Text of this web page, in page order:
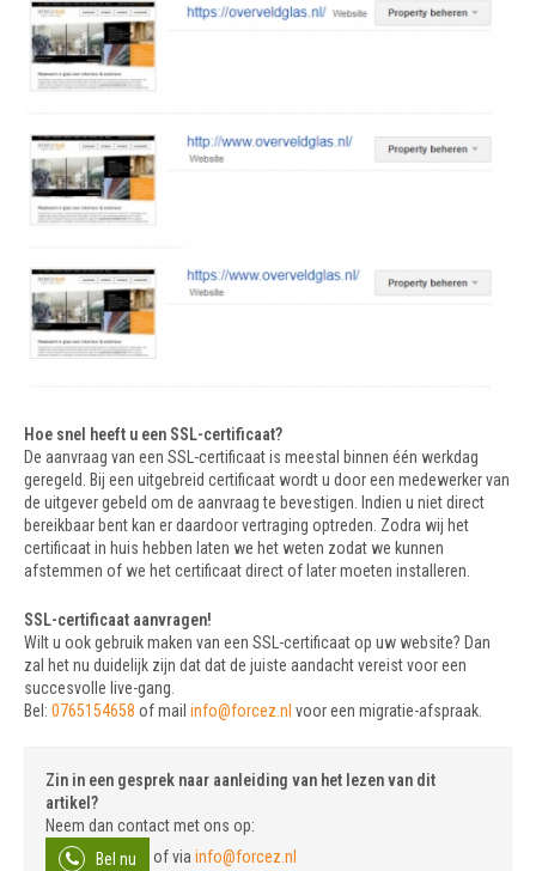
Hoe snel heeft u een SSL-certificaat?
De aanvraag van een SSL-certificaat is meestal binnen één werkdag
geregeld. Bij een uitgebreid certificaat wordt u door een medewerker van
de uitgever gebeld om de aanvraag te bevestigen. Indien u niet direct
bereikbaar bent kan er daardoor vertraging optreden. Zodra wij het
certificaat in huis hebben laten we het weten zodat we kunnen
afstemmen of we het certificaat direct of later moeten installeren.
SSL-certificaat aanvragen!
Wilt u ook gebruik maken van een SSL-certificaat op uw website? Dan
zal het nu duidelijk zijn dat dat de juiste aandacht vereist voor een
succesvolle live-gang.
Bel: 0765154658 of mail info@forcez.nl voor een migratie-afspraak.
Zin in een gesprek naar aanleiding van het lezen van dit
artikel?
Neem dan contact met ons op:
Bel nu
of via info@forcez.nl